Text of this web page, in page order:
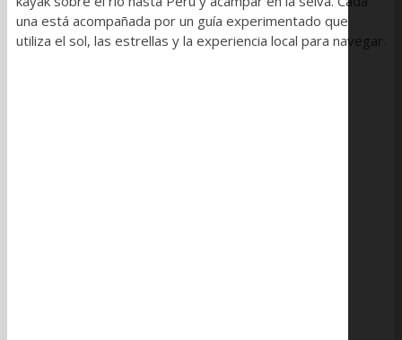
una está acompañada por un guía experimentado que
utiliza el sol, las estrellas y la experiencia local para navegar.